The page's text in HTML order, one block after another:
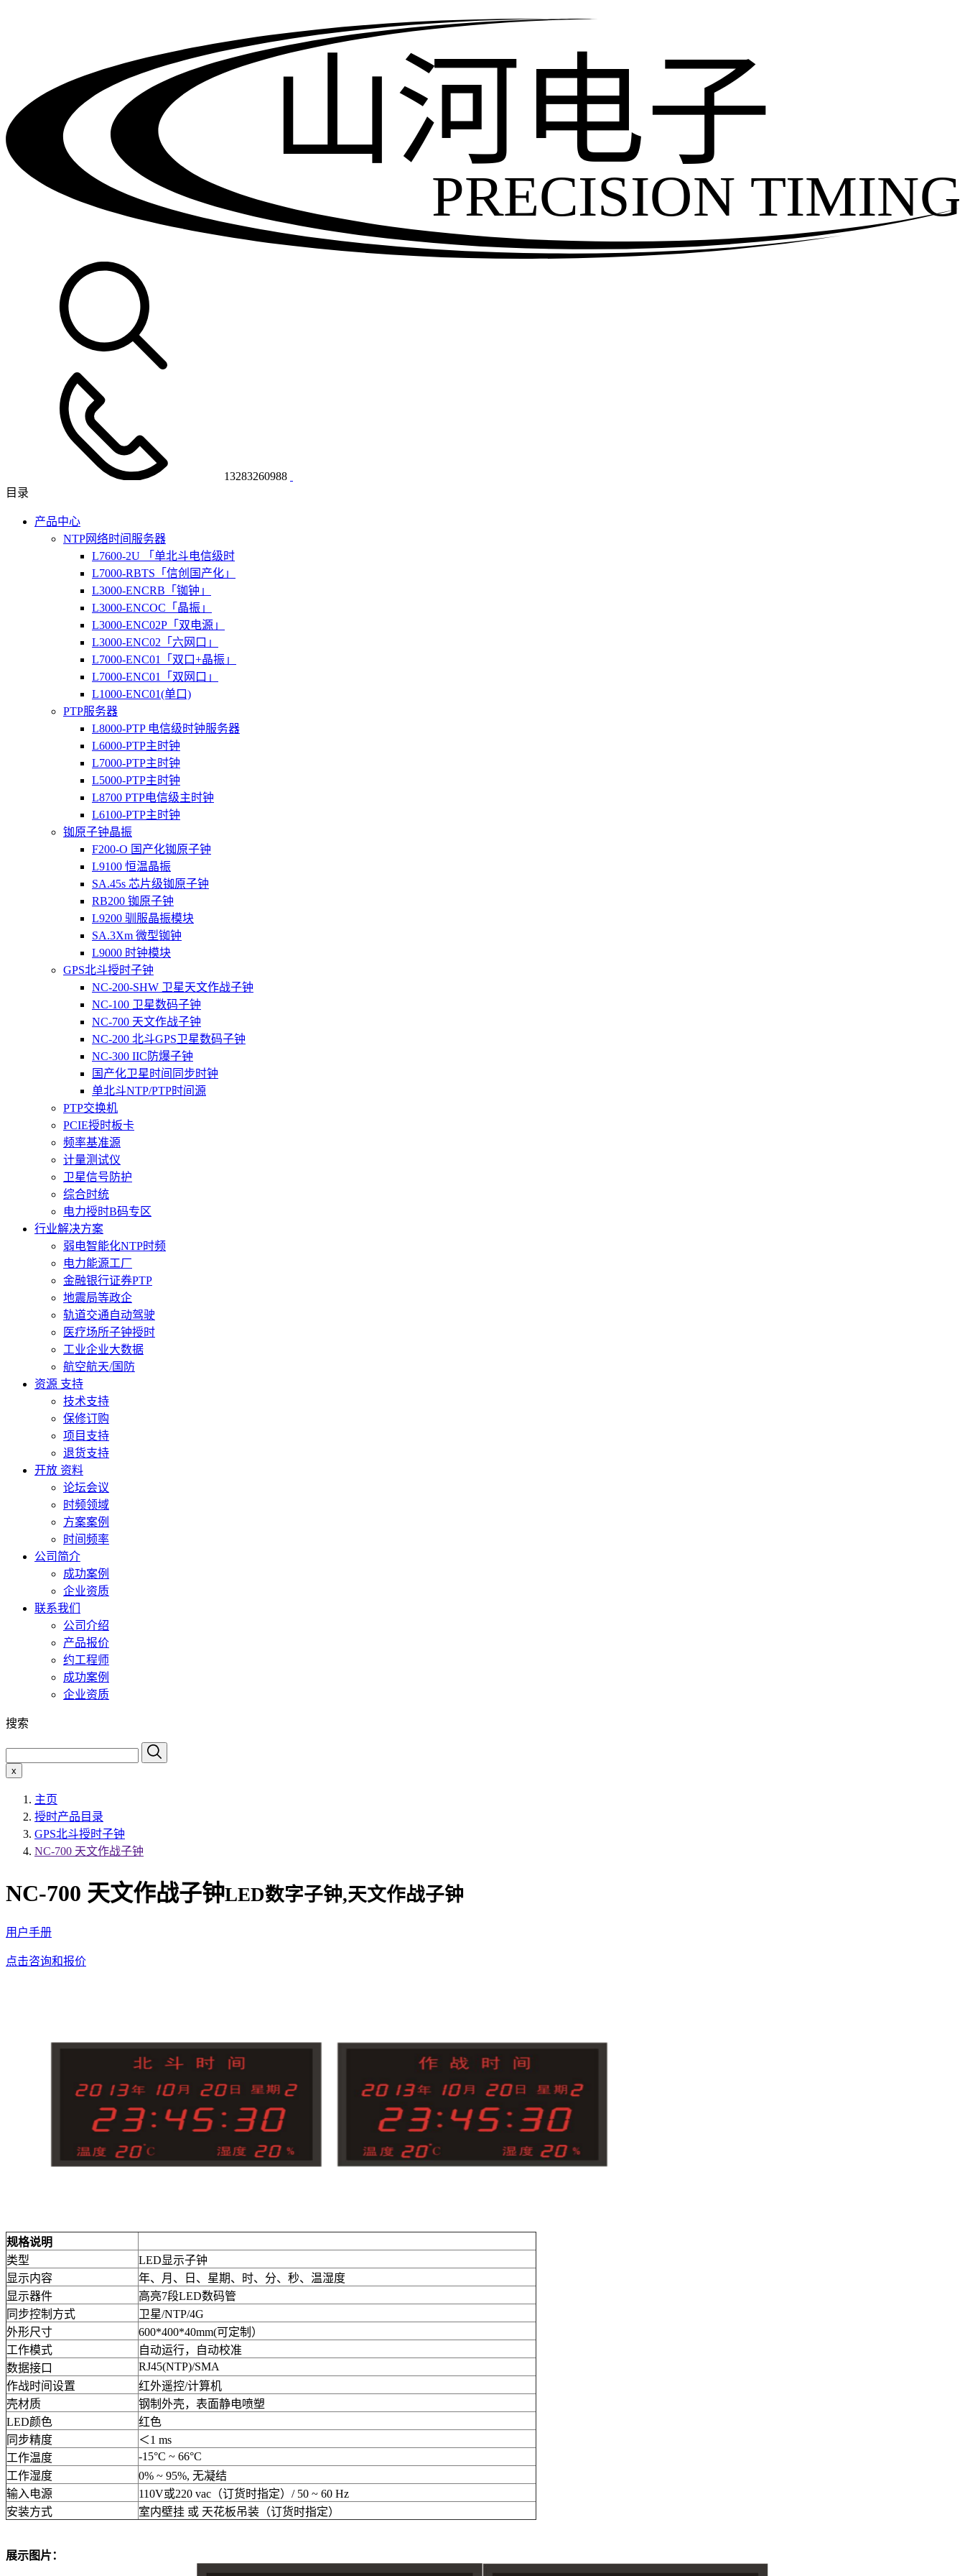
PRECISION TIMING
山河电子
13283260988
目录
产品中心
NTP网络时间服务器
L7600-2U 「单北斗电信级时
L7000-RBTS「信创国产化」
L3000-ENCRB「铷钟」
L3000-ENCOC「晶振」
L3000-ENC02P「双电源」
L3000-ENC02「六网口」
L7000-ENC01「双口+晶振」
L7000-ENC01「双网口」
L1000-ENC01(单口)
PTP服务器
L8000-PTP 电信级时钟服务器
L6000-PTP主时钟
L7000-PTP主时钟
L5000-PTP主时钟
L8700 PTP电信级主时钟
L6100-PTP主时钟
铷原子钟晶振
F200-O 国产化铷原子钟
L9100 恒温晶振
SA.45s 芯片级铷原子钟
RB200 铷原子钟
L9200 驯服晶振模块
SA.3Xm 微型铷钟
L9000 时钟模块
GPS北斗授时子钟
NC-200-SHW 卫星天文作战子钟
NC-100 卫星数码子钟
NC-700 天文作战子钟
NC-200 北斗GPS卫星数码子钟
NC-300 IIC防爆子钟
国产化卫星时间同步时钟
单北斗NTP/PTP时间源
PTP交换机
PCIE授时板卡
频率基准源
计量测试仪
卫星信号防护
综合时统
电力授时B码专区
行业解决方案
弱电智能化NTP时频
电力能源工厂
金融银行证券PTP
地震局等政企
轨道交通自动驾驶
医疗场所子钟授时
工业企业大数据
航空航天/国防
资源 支持
技术支持
保修订购
项目支持
退货支持
开放 资料
论坛会议
时频领域
方案案例
时间频率
公司简介
成功案例
企业资质
联系我们
公司介绍
产品报价
约工程师
成功案例
企业资质
搜索
x
主页
授时产品目录
GPS北斗授时子钟
NC-700 天文作战子钟
NC-700 天文作战子钟LED数字子钟,天文作战子钟
用户手册
点击咨询和报价
规格说明
类型
LED显示子钟
显示内容
年、月、日、星期、时、分、秒、温湿度
显示器件
高亮7段LED数码管
同步控制方式
卫星/NTP/4G
外形尺寸
600*400*40mm(可定制）
工作模式
自动运行，自动校准
数据接口
RJ45(NTP)/SMA
作战时间设置
红外遥控/计算机
壳材质
钢制外壳，表面静电喷塑
LED颜色
红色
同步精度
＜1 ms
工作温度
-15°C ~ 66°C
工作湿度
0% ~ 95%, 无凝结
输入电源
110V或220 vac（订货时指定）/ 50 ~ 60 Hz
安装方式
室内壁挂 或 天花板吊装（订货时指定）
展示图片：